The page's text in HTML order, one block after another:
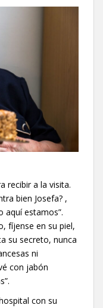
recibir a la visita.
bien Josefa? ,
aquí estamos”.
fíjense en su piel,
su secreto, nunca
ni
con jabón
con su